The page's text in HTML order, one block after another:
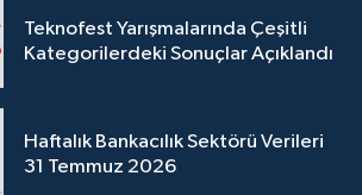
Teknofest Yarışmalarında Çeşitli
Kategorilerdeki Sonuçlar Açıklandı
Haftalık Bankacılık Sektörü Verileri
31 Temmuz 2026